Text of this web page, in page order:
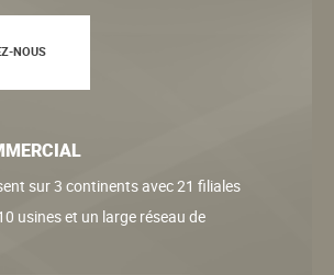
NOUS
sur 3 continents avec 21 filiales
usines et un large réseau de